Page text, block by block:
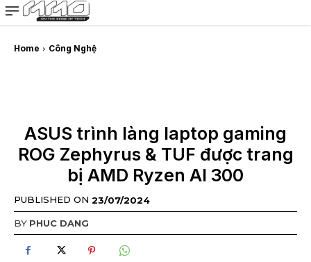
MMOSITE - Thông tin công nghệ
Bài viết nổi bật
Home Công Nghệ
ASUS trình làng laptop gaming
ROG Zephyrus & TUF được trang
bị AMD Ryzen AI 300
PUBLISHED ON 23/07/2024
BY PHUC DANG